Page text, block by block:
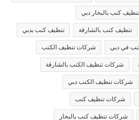
تنظيف كنب بالبخار دبي
تنظيف كنب بالشارقة تنظيف كنب بدبي
في دبي شركات تنظيف الكنب
شركات تنظيف الكنب بالشارقة
شركات تنظيف الكنب دبي
شركات تنظيف كنب
شركات تنظيف كنب بالبخار